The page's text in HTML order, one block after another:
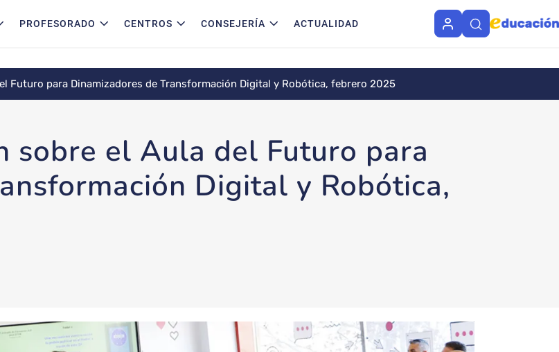
PROFESORADO CENTROS CONSEJERÍA ACTUALIDAD
Futuro para Dinamizadores de Transformación Digital y Robótica, febrero 2025
sobre el Aula del Futuro para
Digital y Robótica,